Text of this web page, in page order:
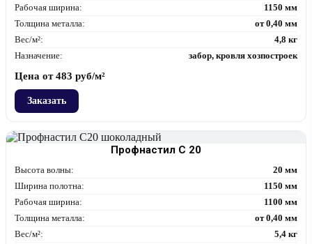
Рабочая ширина:
1150 мм
Толщина металла:
от 0,40 мм
Вес/м²:
4,8 кг
Назначение:
забор, кровля хозпостроек
Цена от483 руб/м²
Заказать
Профнастил С 20
Высота волны:
20 мм
Ширина полотна:
1150 мм
Рабочая ширина:
1100 мм
Толщина металла:
от 0,40 мм
Вес/м²:
5,4 кг